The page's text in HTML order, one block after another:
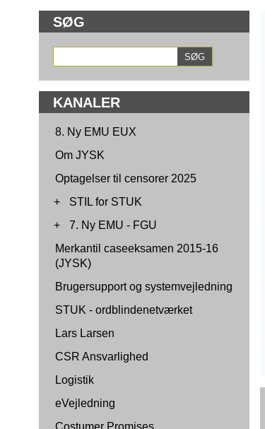
SØG
KANALER
8. Ny EMU EUX
Om JYSK
Optagelser til censorer 2025
+
STIL for STUK
+
7. Ny EMU - FGU
Merkantil caseeksamen 2015-16
(JYSK)
Brugersupport og systemvejledning
STUK - ordblindenetværket
Lars Larsen
CSR Ansvarlighed
Logistik
eVejledning
Costumer Promises